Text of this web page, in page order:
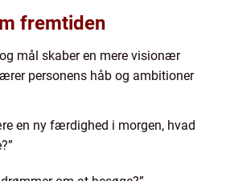
fremtiden
mål skaber en mere visionær
personens håb og ambitioner
en ny færdighed i morgen, hvad